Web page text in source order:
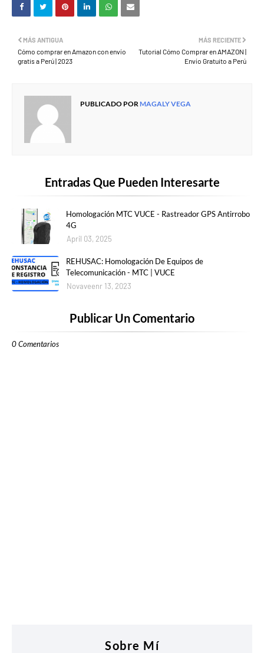
MÁS RECIENTE
Tutorial Cómo Comprar en AMAZON |
Envío Gratuito a Perú
MÁS ANTIGUA
Cómo comprar en Amazon con envío
gratis a Perú | 2023
PUBLICADO POR MAGALY VEGA
Entradas Que Pueden Interesarte
Homologación MTC VUCE - Rastreador GPS Antirrobo
4G
April 03, 2025
REHUSAC: Homologación De Equipos de
Telecomunicación - MTC | VUCE
Novaveenr 13, 2023
Publicar Un Comentario
0 Comentarios
Sobre Mí